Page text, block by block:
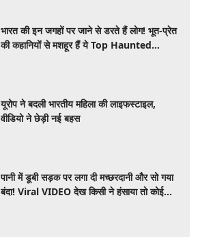
भारत की इन जगहों पर जाने से डरते हैं लोग! भूत-प्रेत
की कहानियों से मशहूर हैं ये Top Haunted
यूरोप ने बदली भारतीय महिला की लाइफस्टाइल,
वीडियो ने छेड़ी नई बहस
पानी में डूबी सड़क पर लगा दी मच्छरदानी और सो गया
बंदा! Viral VIDEO देख किसी ने हंसाया तो कोई